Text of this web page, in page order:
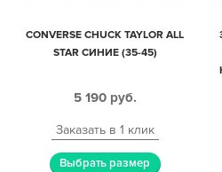
CONVERSE CHUCK TAYLOR ALL
STAR СИНИЕ (35-45)
5 190 руб.
Заказать в 1 клик
Выбрать размер